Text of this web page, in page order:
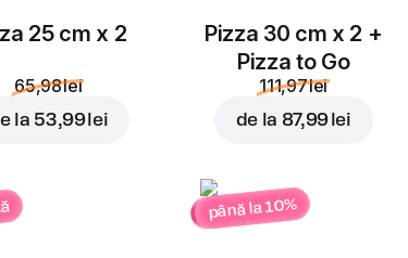
Parmezan
25 cm x 2
65,98 lei
la 53,99 lei
Pizza 30 cm x 2 +
Pizza to Go
111,97 lei
de la 87,99 lei
până la 10%